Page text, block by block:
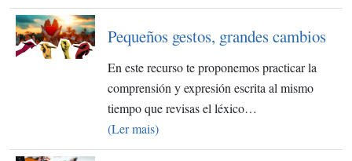
Pequeños gestos, grandes cambios
En este recurso te proponemos practicar la
comprensión y expresión escrita al mismo
tiempo que revisas el léxico…
(Ler mais)